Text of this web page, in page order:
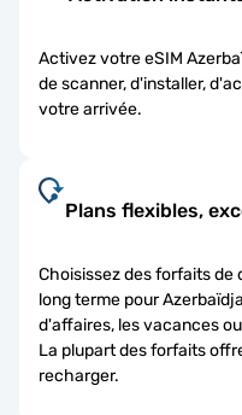
Activez votre eSIM
de scanner, d'installer,
votre arrivée.
Plans flexibles,
Choisissez des forfaits de
long terme pour
d'affaires, les vacances
La plupart des forfaits
recharger.